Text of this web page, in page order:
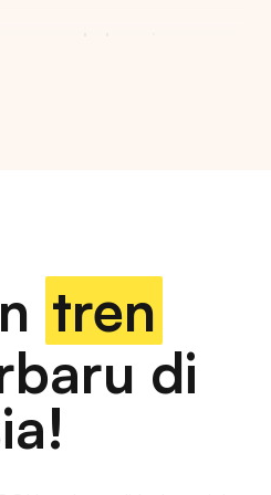
di Indonesia.
dengan berbagai
digital, papan reklame
iklan furnitur jalan, papan
papan reklame led,
tren
di